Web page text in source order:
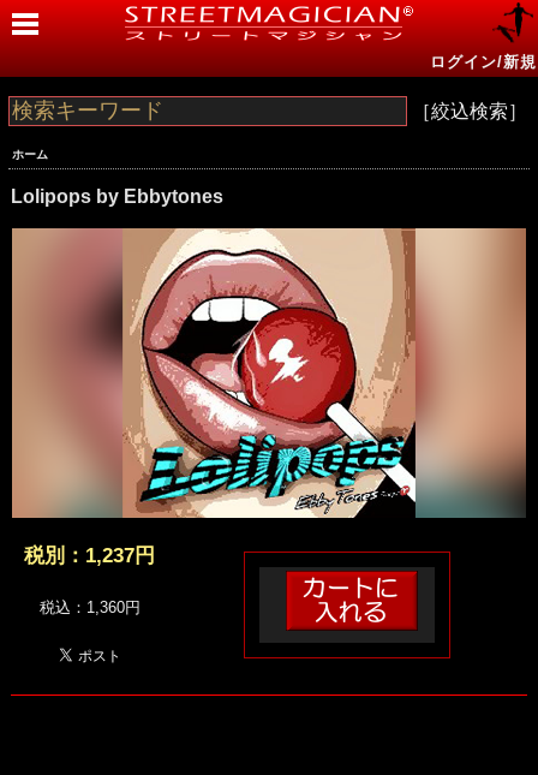
ログイン/新規
［絞込検索］
ホーム
Lolipops by Ebbytones
税別： 1,237円
税込：1,360円